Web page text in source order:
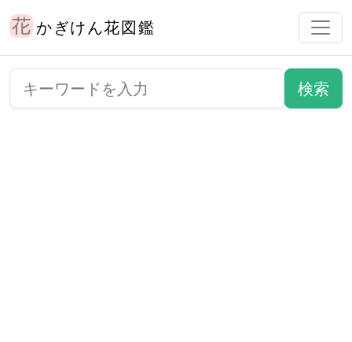
かぎけん花図鑑